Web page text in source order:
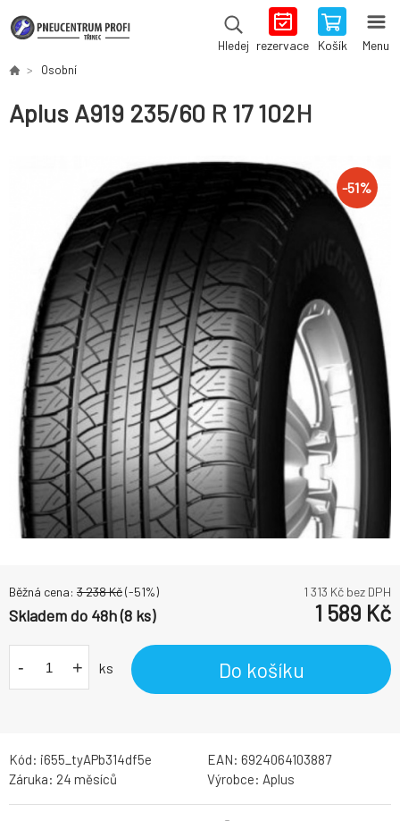
Hledej rezervace Košík Menu
Osobní
Aplus A919 235/60 R 17 102H
-51%
Běžná cena: 3 238Kč(-51%) 1 313 Kč bez DPH
Skladem do 48h (8 ks) 1 589 Kč
- + ks Do košíku
Kód: i655_tyAPb314df5e EAN: 6924064103887
Záruka: 24 měsíců Výrobce: Aplus